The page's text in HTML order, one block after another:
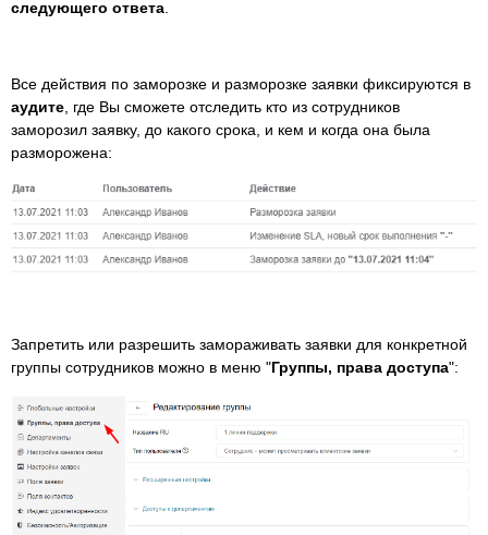
следующего ответа
Все действия по заморозке и разморозке заявки фиксируются в
аудите , где Вы сможете отследить кто из сотрудников
заморозил заявку, до какого срока, и кем и когда она была
разморожена:
Запретить или разрешить замораживать заявки для конкретной
группы сотрудников можно в меню "Группы, права доступа":